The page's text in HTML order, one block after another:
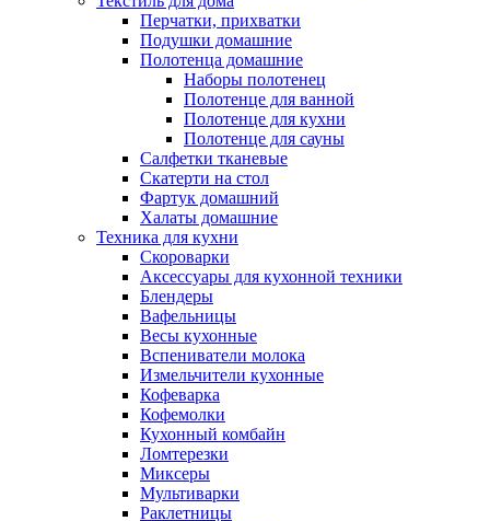
Перчатки, прихватки
Подушки домашние
Полотенца домашние
Наборы полотенец
Полотенце для ванной
Полотенце для кухни
Полотенце для сауны
Салфетки тканевые
Скатерти на стол
Фартук домашний
Халаты домашние
Техника для кухни
Скороварки
Аксессуары для кухонной техники
Блендеры
Вафельницы
Весы кухонные
Вспениватели молока
Измельчители кухонные
Кофеварка
Кофемолки
Кухонный комбайн
Ломтерезки
Миксеры
Мультиварки
Раклетницы